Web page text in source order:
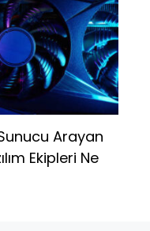
Arayan
Ekipleri Ne